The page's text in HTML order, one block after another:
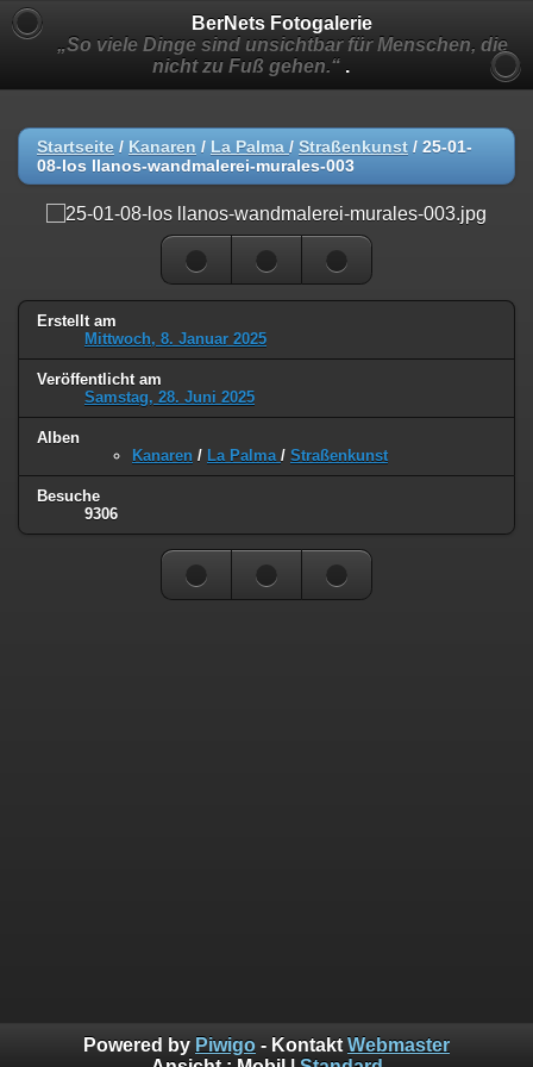
BerNets Fotogalerie
„So viele Dinge sind unsichtbar für Menschen, die
nicht zu Fuß gehen.“ .
Startseite / Kanaren / La Palma / Straßenkunst / 25-01-
08-los llanos-wandmalerei-murales-003
Erstellt am
Mittwoch, 8. Januar 2025
Veröffentlicht am
Samstag, 28. Juni 2025
Alben
Kanaren / La Palma / Straßenkunst
Besuche
9306
Powered by Piwigo - Kontakt Webmaster